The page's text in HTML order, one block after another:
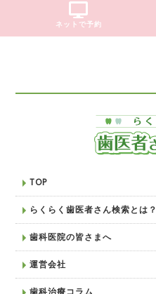
ネットで予約
TOP
らくらく歯医者さん検索とは？
歯科医院の皆さまへ
運営会社
歯科治療コラム